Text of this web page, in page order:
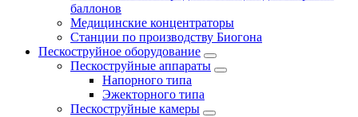
баллонов
Медицинские концентраторы
Станции по производству Биогона
Пескоструйное оборудование
Пескоструйные аппараты
Напорного типа
Эжекторного типа
Пескоструйные камеры